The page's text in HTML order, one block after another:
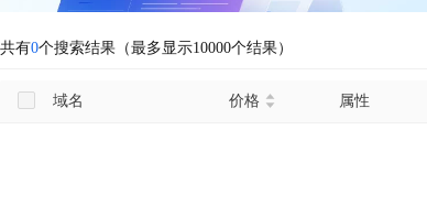
共有0个搜索结果（最多显示10000个结果）
域名 价格 属性